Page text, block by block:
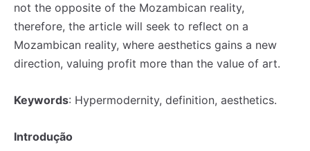
not the opposite of the Mozambican reality,
therefore, the article will seek to reflect on a
Mozambican reality, where aesthetics gains a new
direction, valuing profit more than the value of art.
Keywords: Hypermodernity, definition, aesthetics.
Introdução